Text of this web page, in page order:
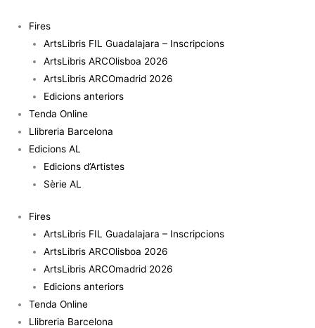
contingut
Fires
ArtsLibris FIL Guadalajara – Inscripcions
ArtsLibris ARCOlisboa 2026
ArtsLibris ARCOmadrid 2026
Edicions anteriors
Tenda Online
Llibreria Barcelona
Edicions AL
Edicions d’Artistes
Sèrie AL
Fires
ArtsLibris FIL Guadalajara – Inscripcions
ArtsLibris ARCOlisboa 2026
ArtsLibris ARCOmadrid 2026
Edicions anteriors
Tenda Online
Llibreria Barcelona